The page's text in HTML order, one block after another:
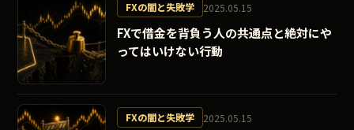
FXの闇と失敗学 2025.05.15
FXで借金を背負う人の共通点と絶対にや
ってはいけない行動
FXの闇と失敗学 2025.05.15